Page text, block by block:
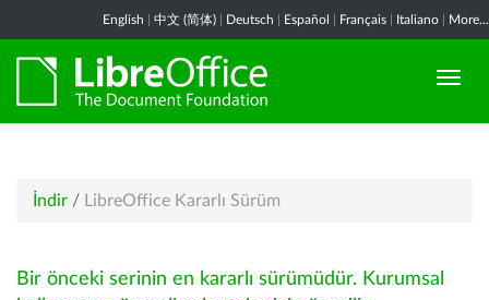
English 中文 (简体) Deutsch Español Français Italiano More...
İndir / LibreOffice Kararlı Sürüm
Bir önceki serinin en kararlı sürümüdür. Kurumsal